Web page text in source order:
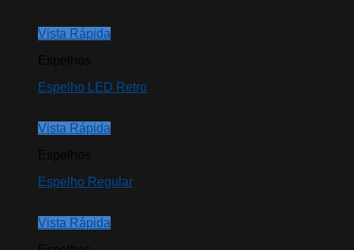
Vista Rápida
Espelho LED Retro
Vista Rápida
Espelho Regular
Vista Rápida